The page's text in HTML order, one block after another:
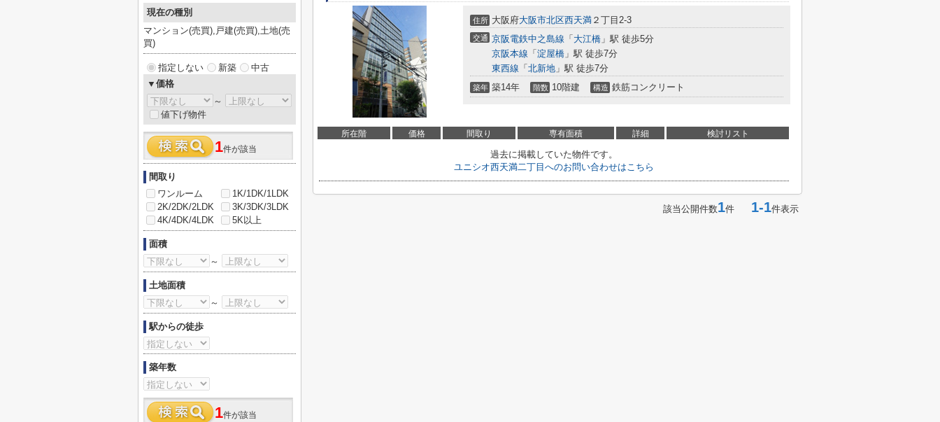
住所 大阪府大阪市北区西天満 ２丁目2-3
交通 京阪電鉄中之島線 「 大江橋 」駅 徒歩5分
京阪本線 「 淀屋橋 」駅 徒歩7分
東西線 「 北新地 」駅 徒歩7分
築年 築14年 階数 10階建 構造 鉄筋コンクリート
所在階 価格 間取り 専有面積 詳細 検討リスト
過去に掲載していた物件です。
ユニシオ西天満二丁目へのお問い合わせはこちら
該当公開件数1件 1-1件表示
現在の種別
マンション(売買),戸建(売買),土地(売
買)
指定しない 新築
中古
▼価格
～
値下げ物件
1件が該当
間取り
ワンルーム
1K/1DK/1LDK
2K/2DK/2LDK
3K/3DK/3LDK
4K/4DK/4LDK
5K以上
面積
～
土地面積
～
駅からの徒歩
築年数
1件が該当